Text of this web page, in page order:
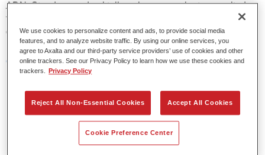
ADN. Standox ayuda al taller a lograr excelentes resultados,
tanto en las reparaciones sencillas como en los retos más
desafiantes.
Características del producto
Colores sólidos y de efecto con tecnología de pigmento
Excepcional precisión de color.
Excelente control de moteado.
Excelentes propiedades de flujo.
We use cookies to personalize content and ads, to provide social media
features, and to analyze website traffic. By using our online services, you
agree to Axalta and our third-party service providers’ use of cookies and other
online trackers. See our Privacy Policy to learn how we use these cookies and
trackers.
Privacy Policy
Reject All Non-Essential Cookies Accept All Cookies
Cookie Preference Center